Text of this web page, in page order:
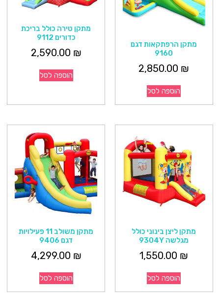
מתקן הרפתקאות דגם
9160
2,850.00 ₪
הוספה לסל
מתקן טירה כולל בריכת
כדורים 9112
2,590.00 ₪
הוספה לסל
מתקן ליצן בינוני כולל
מגלשה 9304Y
1,550.00 ₪
הוספה לסל
מתקן משולב 11 פעילויות
דגם 9406
4,299.00 ₪
הוספה לסל